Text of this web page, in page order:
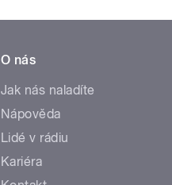
O nás
Jak nás naladíte
Nápověda
Lidé v rádiu
Kariéra